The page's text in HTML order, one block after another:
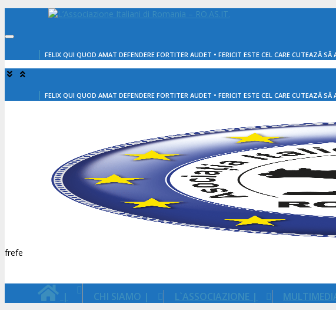
contenuto
| FELIX QUI QUOD AMAT DEFENDERE FORTITER AUDET • FERICIT ESTE CEL CARE CUTEAZĂ SĂ
| FELIX QUI QUOD AMAT DEFENDERE FORTITER AUDET • FERICIT ESTE CEL CARE CUTEAZĂ SĂ
frefe
| CHI SIAMO | L`ASSOCIAZIONE |